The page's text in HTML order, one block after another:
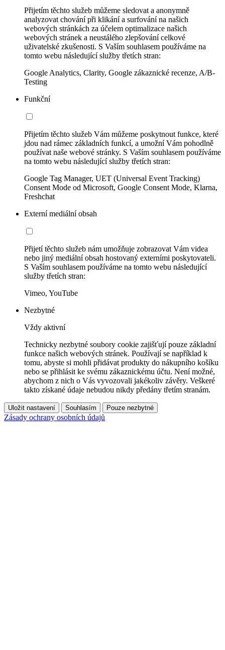
Přijetím těchto služeb můžeme sledovat a anonymně
analyzovat chování při klikání a surfování na našich
webových stránkách za účelem optimalizace našich
webových stránek a neustálého zlepšování celkové
uživatelské zkušenosti. S Vaším souhlasem používáme na
tomto webu následující služby třetích stran:
Google Analytics, Clarity, Google zákaznické recenze, A/B-
Testing
Funkční
Přijetím těchto služeb Vám můžeme poskytnout funkce, které
jdou nad rámec základních funkcí, a umožní Vám pohodlně
používat naše webové stránky. S Vaším souhlasem používáme
na tomto webu následující služby třetích stran:
Google Tag Manager, UET (Universal Event Tracking)
Consent Mode od Microsoft, Google Consent Mode, Klarna,
Freshchat
Externí mediální obsah
Přijetí těchto služeb nám umožňuje zobrazovat Vám videa
nebo jiný mediální obsah hostovaný externími poskytovateli.
S Vaším souhlasem používáme na tomto webu následující
služby třetích stran:
Vimeo, YouTube
Nezbytné
Vždy aktivní
Technicky nezbytné soubory cookie zajišťují pouze základní
funkce našich webových stránek. Používají se například k
tomu, abyste si mohli přidávat produkty do nákupního košíku
nebo se přihlásit ke svému zákaznickému účtu. Není možné,
abychom z nich o Vás vyvozovali jakékoliv závěry. Veškeré
takto získané údaje nebudou nikdy předány třetím stranám.
Uložit nastavení Souhlasím Pouze nezbytné
Zásady ochrany osobních údajů